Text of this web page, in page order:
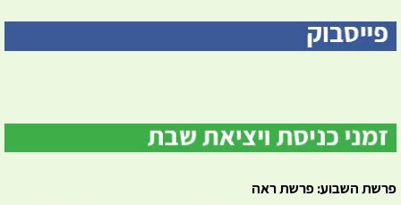
פרשת השבוע: פרשת ראה